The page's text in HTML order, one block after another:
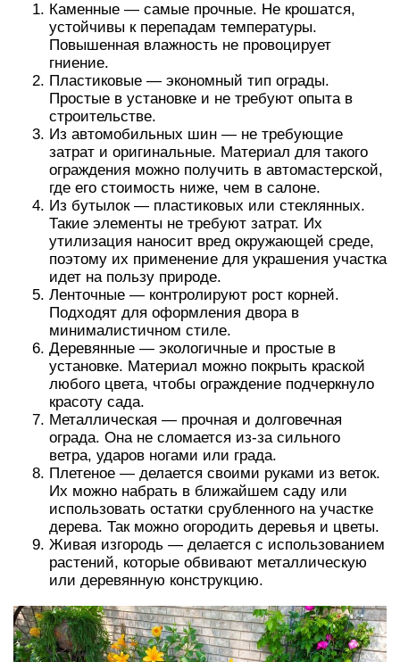
Каменные — самые прочные. Не крошатся,
устойчивы к перепадам температуры.
Повышенная влажность не провоцирует
гниение.
Пластиковые — экономный тип ограды.
Простые в установке и не требуют опыта в
строительстве.
Из автомобильных шин — не требующие
затрат и оригинальные. Материал для такого
ограждения можно получить в автомастерской,
где его стоимость ниже, чем в салоне.
Из бутылок — пластиковых или стеклянных.
Такие элементы не требуют затрат. Их
утилизация наносит вред окружающей среде,
поэтому их применение для украшения участка
идет на пользу природе.
Ленточные — контролируют рост корней.
Подходят для оформления двора в
минималистичном стиле.
Деревянные — экологичные и простые в
установке. Материал можно покрыть краской
любого цвета, чтобы ограждение подчеркнуло
красоту сада.
Металлическая — прочная и долговечная
ограда. Она не сломается из-за сильного
ветра, ударов ногами или града.
Плетеное — делается своими руками из веток.
Их можно набрать в ближайшем саду или
использовать остатки срубленного на участке
дерева. Так можно огородить деревья и цветы.
Живая изгородь — делается с использованием
растений, которые обвивают металлическую
или деревянную конструкцию.